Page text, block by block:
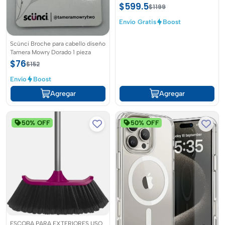
Scünci Broche para cabello diseño
Tamera Mowry Dorado 1 pieza
$76$152
Envío Boost
Agregar
$599.5$1199
Envío Gratis Boost
Agregar
50% OFF
ESCOBA PARA EXTERIORES USO
50% OFF